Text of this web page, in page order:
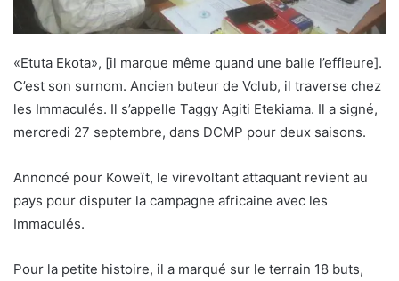
«Etuta Ekota», [il marque même quand une balle l’effleure].
C’est son surnom. Ancien buteur de Vclub, il traverse chez
les Immaculés. Il s’appelle Taggy Agiti Etekiama. Il a signé,
mercredi 27 septembre, dans DCMP pour deux saisons.
Annoncé pour Koweït, le virevoltant attaquant revient au
pays pour disputer la campagne africaine avec les
Immaculés.
Pour la petite histoire, il a marqué sur le terrain 18 buts,